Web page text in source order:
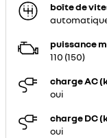
boîte de
puissance
110 (150)
charge AC
oui
charge DC
oui